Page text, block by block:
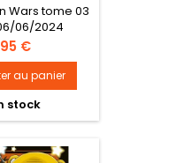
Wars tome 03
06/2024
€
au panier
stock